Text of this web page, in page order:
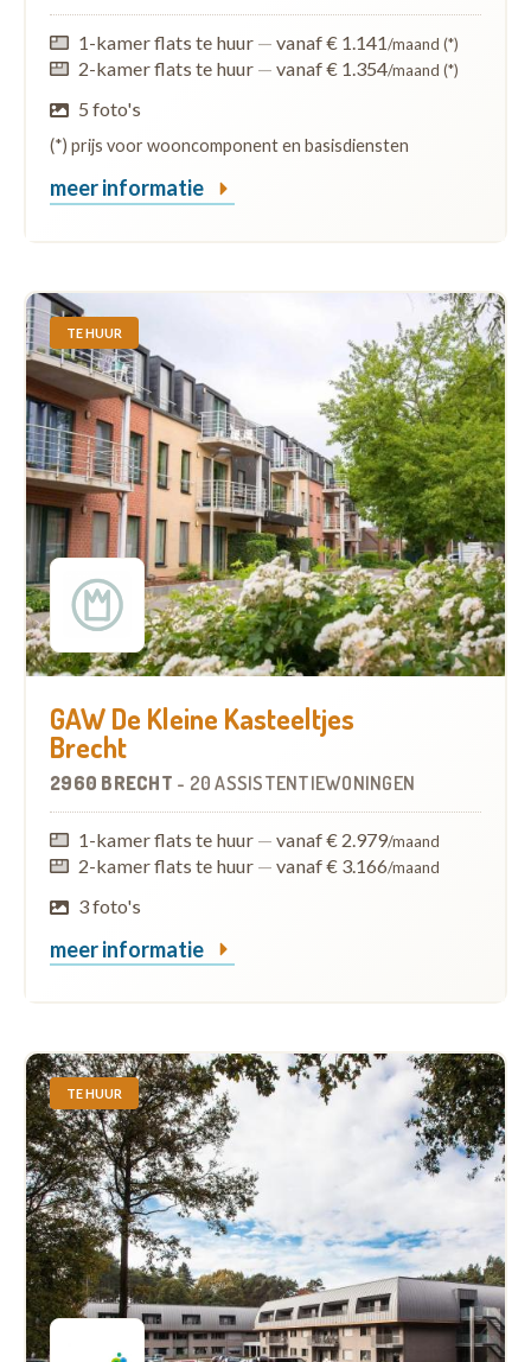
1-kamer flats te huur — vanaf € 1.141/maand (*)
2-kamer flats te huur — vanaf € 1.354/maand (*)
5 foto's
(*) prijs voor wooncomponent en basisdiensten
meer informatie
TE HUUR
GAW De Kleine Kasteeltjes
Brecht
2960 BRECHT - 20 ASSISTENTIEWONINGEN
1-kamer flats te huur — vanaf € 2.979/maand
2-kamer flats te huur — vanaf € 3.166/maand
3 foto's
meer informatie
TE HUUR